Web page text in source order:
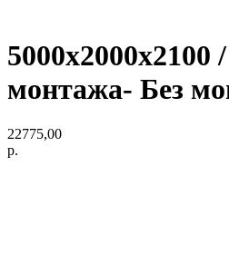
5000х2000х2100
монтажа- Без
22775,00
р.